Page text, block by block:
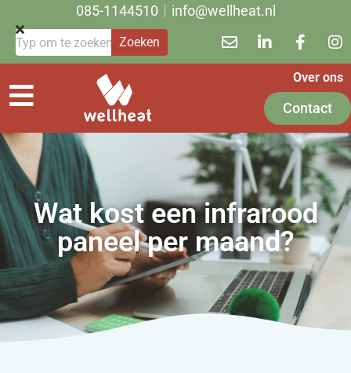
085-1144510 info@wellheat.nl
Zoeken
Over ons
Contact
Wat kost een infrarood
paneel per maand?